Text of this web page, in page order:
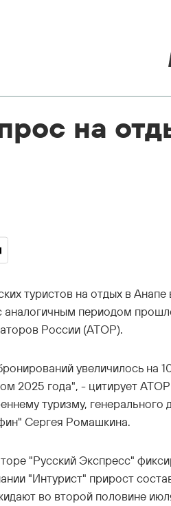
на
туристов на отдых в Анапе
аналогичным периодом
России (АТОР).
увеличилось на
2025 года", - цитирует
туризму, генерального
Сергея Ромашкина.
"Русский Экспресс"
"Интурист" прирост
во второй половине